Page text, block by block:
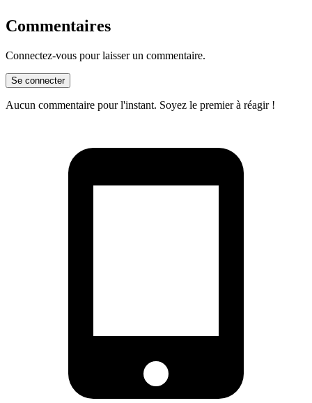
Commentaires
Connectez-vous pour laisser un commentaire.
Se connecter
Aucun commentaire pour l'instant. Soyez le premier à réagir !